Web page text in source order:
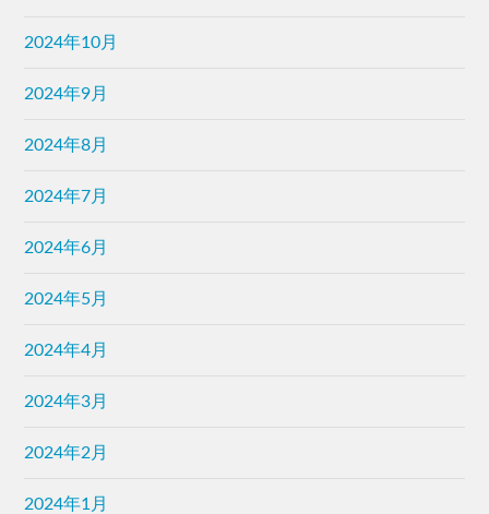
2024年10月
2024年9月
2024年8月
2024年7月
2024年6月
2024年5月
2024年4月
2024年3月
2024年2月
2024年1月